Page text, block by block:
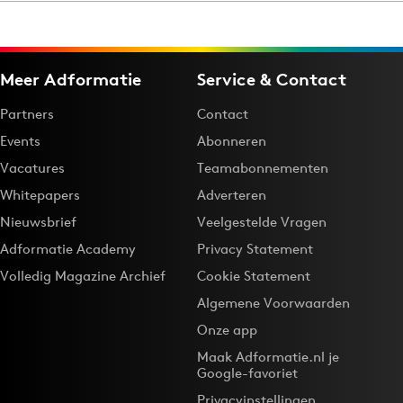
Menu
Home
9 sept: GenAI-training
12 nov: MarketingLive!
Adverteren
Events
Opleidingen
Vacatures
Meer Adformatie
Partners
Events
Vacatures
Whitepapers
Nieuwsbrief
Adformatie Academy
Volledig Magazine Archief
Service & Contact
Contact
Abonneren
Teamabonnementen
Adverteren
Veelgestelde Vragen
Privacy Statement
Cookie Statement
Algemene Voorwaarden
Onze app
Maak Adformatie.nl je
Google-favoriet